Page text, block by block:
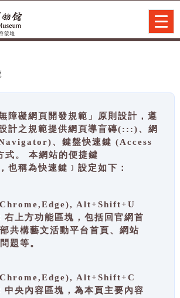
障礙網頁開發規範」原則設計，遵
計之規範提供網頁導盲磚(:::)、網
、鍵盤快速鍵 (Access
。 本網站的便捷鍵
也稱為快速鍵﹞設定如下：
Alt+Shift+U
上方功能區塊，包括回官網首
共構藝文活動平台首頁、網站
題等。
Alt+Shift+C
央內容區塊，為本頁主要內容